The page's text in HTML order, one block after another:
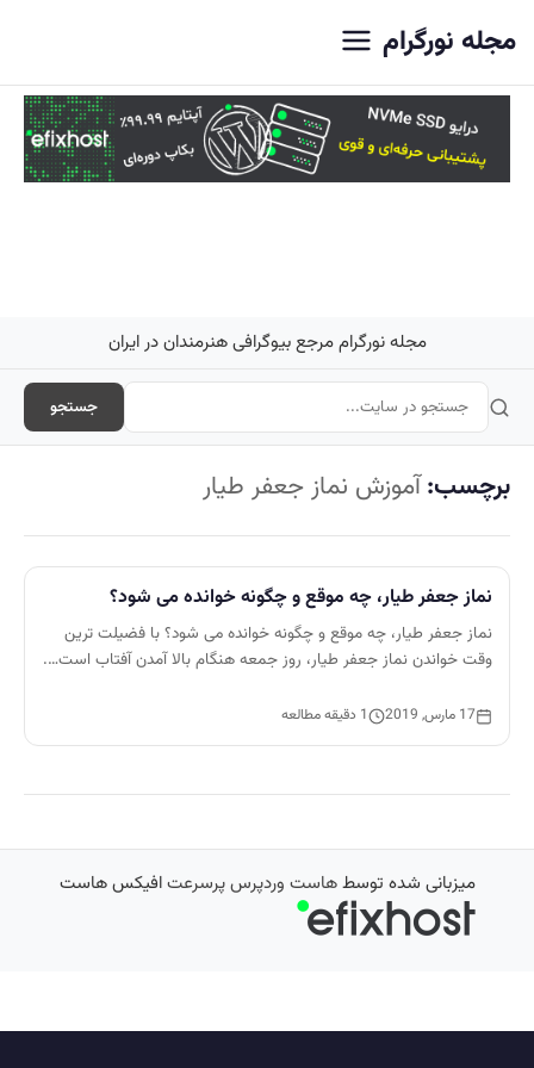
مجله نورگرام
مجله نورگرام مرجع بیوگرافی هنرمندان در ایران
جستجو
برچسب:آموزش نماز جعفر طیار
نماز جعفر طیار، چه موقع و چگونه خوانده می شود؟
نماز جعفر طیار، چه موقع و چگونه خوانده می شود؟ با فضیلت ترین
وقت خواندن نماز جعفر طیار، روز جمعه هنگام بالا آمدن آفتاب است….
17 مارس, 2019 1 دقیقه مطالعه
میزبانی شده توسطهاست وردپرس پرسرعتافیکس هاست